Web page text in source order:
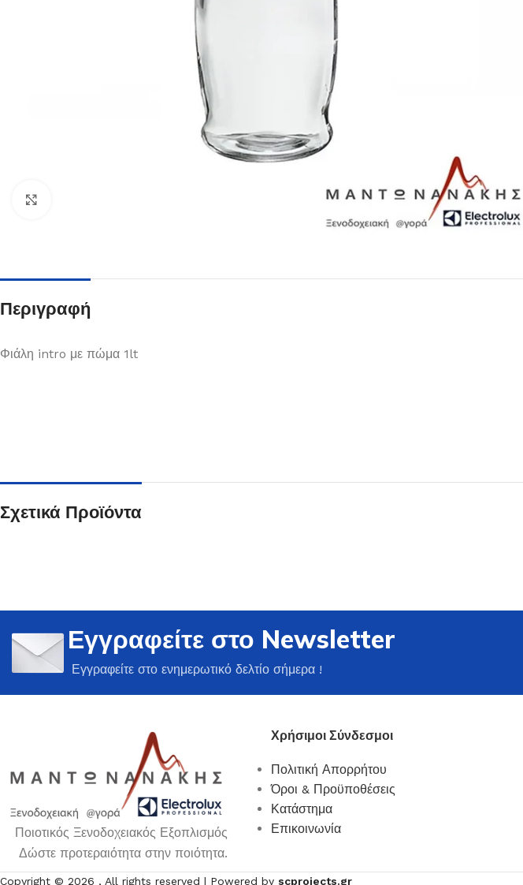
Ποτήρια Βοηθητικά Σκεύη
Περιγραφή
Φιάλη intro με πώμα 1lt
Σχετικά Προϊόντα
Εγγραφείτε στο Newsletter
Εγγραφείτε στο ενημερωτικό δελτίο σήμερα !
Ποιοτικός Ξενοδοχειακός Εξοπλισμός
Δώστε προτεραιότητα στην ποιότητα.
Χρήσιμοι Σύνδεσμοι
Πολιτική Απορρήτου
Όροι & Προϋποθέσεις
Κατάστημα
Επικοινωνία
Copyright © 2026 , All rights reserved | Powered by scprojects.gr